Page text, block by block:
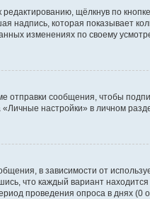
щёлкнув по кнопке
надпись, которая показывает
изменениях по своему
отправки сообщения, чтобы
настройки» в личном
в зависимости от
что каждый вариант
проведения опроса в днях (0